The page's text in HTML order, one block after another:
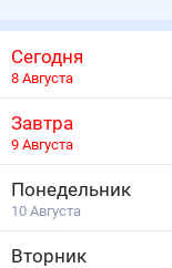
Сегодня
8 Августа
Завтра
9 Августа
Понедельник
10 Августа
Вторник